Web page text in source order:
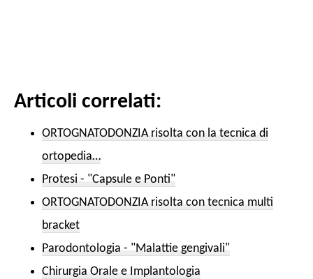
Articoli correlati:
ORTOGNATODONZIA risolta con la tecnica di
ortopedia…
Protesi - "Capsule e Ponti"
ORTOGNATODONZIA risolta con tecnica multi
bracket
Parodontologia - "Malattie gengivali"
Chirurgia Orale e Implantologia